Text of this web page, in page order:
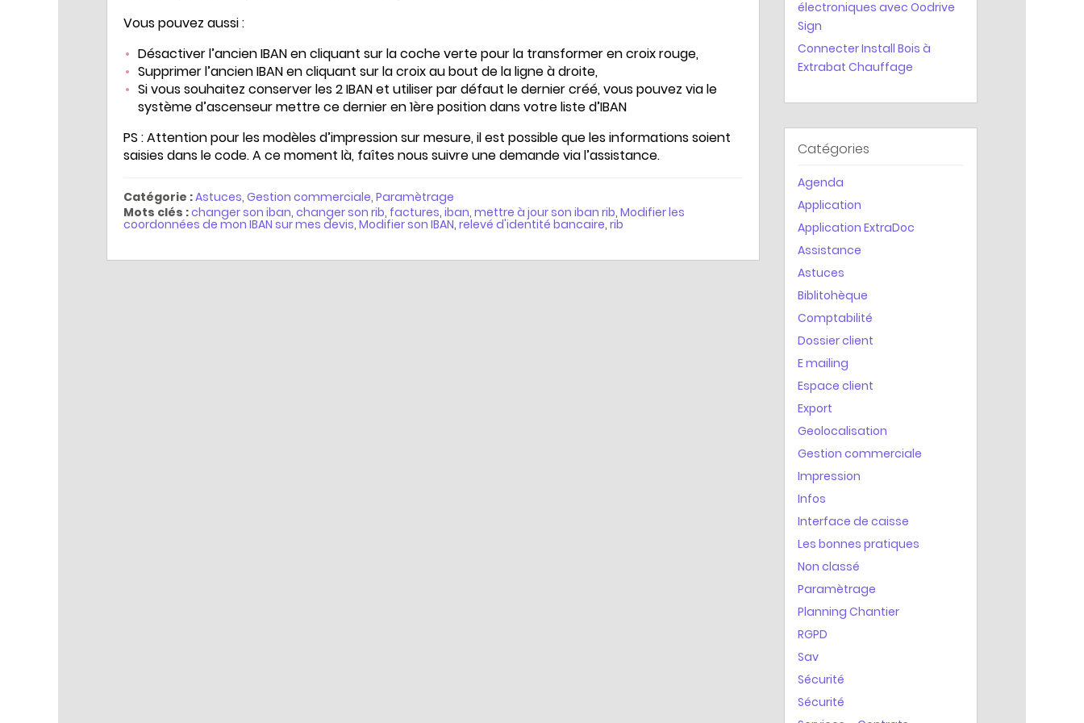
Statistiques
Vous pouvez aussi :
Désactiver l’ancien IBAN en cliquant sur la coche verte pour la transformer en croix rouge,
Supprimer l’ancien IBAN en cliquant sur la croix au bout de la ligne à droite,
Si vous souhaitez conserver les 2 IBAN et utiliser par défaut le dernier créé, vous pouvez via le
système d’ascenseur mettre ce dernier en 1ère position dans votre liste d’IBAN
PS : Attention pour les modèles d’impression sur mesure, il est possible que les informations soient
saisies dans le code. A ce moment là, faîtes nous suivre une demande via l’assistance.
Catégorie :Astuces, Gestion commerciale, Paramètrage
Mots clés :changer son iban, changer son rib, factures, iban, mettre à jour son iban rib, Modifier les
coordonnées de mon IBAN sur mes devis, Modifier son IBAN, relevé d'identité bancaire, rib
électroniques avec Oodrive
Sign
Connecter Install Bois à
Extrabat Chauffage
Catégories
Agenda
Application
Application ExtraDoc
Assistance
Astuces
Biblitohèque
Comptabilité
Dossier client
E mailing
Espace client
Export
Geolocalisation
Gestion commerciale
Impression
Infos
Interface de caisse
Les bonnes pratiques
Non classé
Paramètrage
Planning Chantier
RGPD
Sav
Sécurité
Sécurité